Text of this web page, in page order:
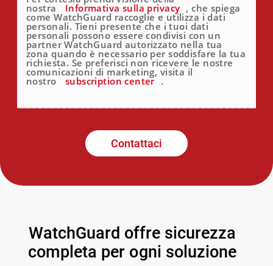
nostra Informativa sulla privacy , che spiega
come WatchGuard raccoglie e utilizza i dati
personali. Tieni presente che i tuoi dati
personali possono essere condivisi con un
partner WatchGuard autorizzato nella tua
zona quando è necessario per soddisfare la tua
richiesta. Se preferisci non ricevere le nostre
comunicazioni di marketing, visita il
nostro subscription center .
Contattaci
WatchGuard offre sicurezza
completa per ogni soluzione